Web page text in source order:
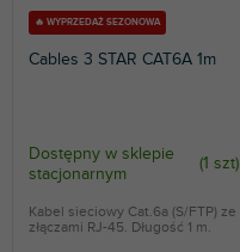
🔥 WYPRZEDAŻ SEZONOWA
Cables 3 STAR CAT6A 1m
Dostępny w sklepie
stacjonarnym
(1 szt)
Kabel sieciowy Cat.6a (S/FTP) ze
złączami RJ-45. Długość 1 m.